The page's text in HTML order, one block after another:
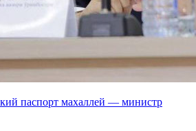
паспорт махаллей — министр